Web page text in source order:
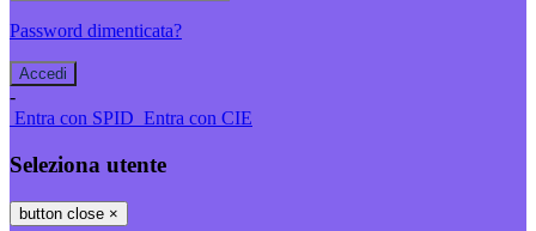
Password dimenticata?
-
Entra con SPID Entra con CIE
Seleziona utente
button close ×